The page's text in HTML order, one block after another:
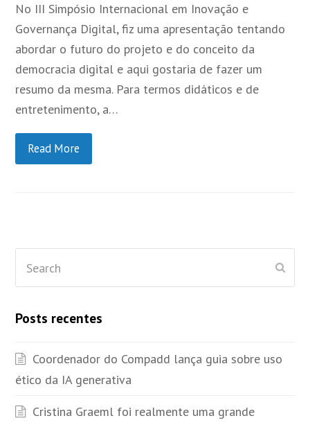
No III Simpósio Internacional em Inovação e
Governança Digital, fiz uma apresentação tentando
abordar o futuro do projeto e do conceito da
democracia digital e aqui gostaria de fazer um
resumo da mesma. Para termos didáticos e de
entretenimento, a…
Read More
Posts recentes
Coordenador do Compadd lança guia sobre uso
ético da IA generativa
Cristina Graeml foi realmente uma grande